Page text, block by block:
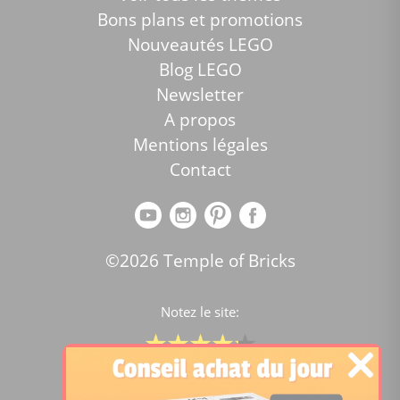
Bons plans et promotions
Nouveautés LEGO
Blog LEGO
Newsletter
A propos
Mentions légales
Contact
©2026 Temple of Bricks
Notez le site:
Comparateur de prix Lego